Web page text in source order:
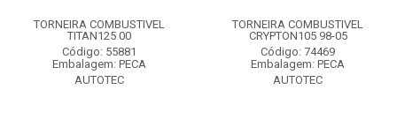
TORNEIRA COMBUSTIVEL
TITAN125 00
Código: 55881
Embalagem: PECA
AUTOTEC
TORNEIRA COMBUSTIVEL
CRYPTON105 98-05
Código: 74469
Embalagem: PECA
AUTOTEC